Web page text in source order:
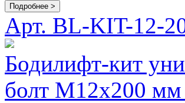
Подробнее >
Арт. BL-KIT-12-
Бодилифт-кит
болт M12х200